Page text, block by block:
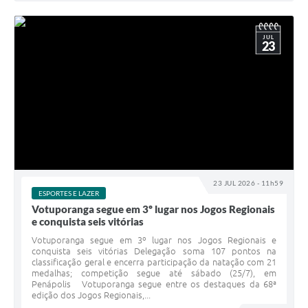
23 JUL 2026 - 11h59
JUL
23
ESPORTES E LAZER
Votuporanga segue em 3º lugar nos Jogos Regionais
e conquista seis vitórias
Votuporanga segue em 3º lugar nos Jogos Regionais e
conquista seis vitórias Delegação soma 107 pontos na
classificação geral e encerra participação da natação com 21
medalhas; competição segue até sábado (25/7), em
Penápolis Votuporanga segue entre os destaques da 68ª
edição dos Jogos Regionais,...